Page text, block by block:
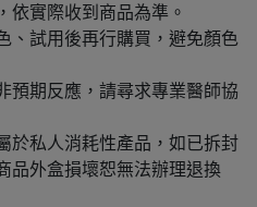
依實際收到商品為準。
、試用後再行購買，避免顏色
預期反應，請尋求專業醫師協
於私人消耗性產品，如已拆封
品外盒損壞恕無法辦理退換